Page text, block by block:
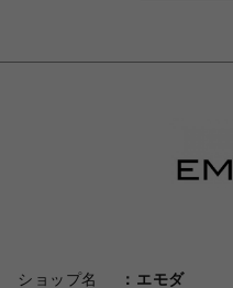
ショップ名
エモダ